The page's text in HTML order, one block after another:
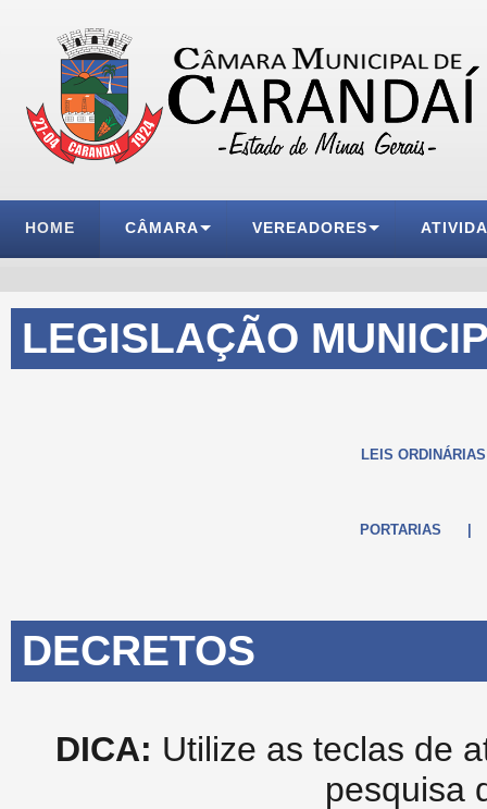
HOME CÂMARA VEREADORES
LEGISLAÇÃO
LEIS ORDINÁRIAS
PORTARIAS
DECRETOS
DICA: Utilize as teclas de
pesquisa